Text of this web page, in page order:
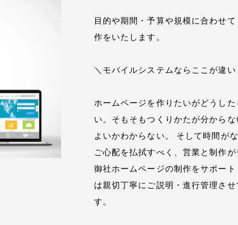
目的や期間・予算や規模に合わせて
作をいたします。
＼モバイルシステムならここが違い
ホームページを作りたいがどうし
い。そもそもつくりかたが分から
よいかわからない。 そして時間が
ご心配を払拭すべく、営業と制作
御社ホームページの制作をサポート
は親切丁寧にご説明・進行管理させ
す。